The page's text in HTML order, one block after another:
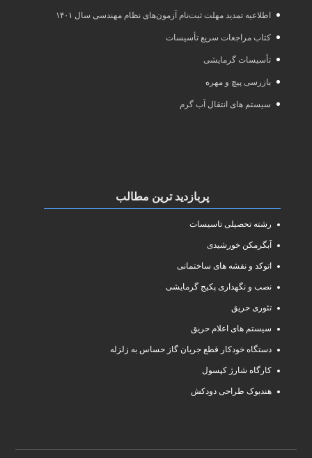
اطلاعیه تمدید مهلت ثبت‌نام آزمون‌های نظام مهندسی سال ۱۴۰۱
کتاب مراجعات سریع تأسیسات
تأسیسات گرمایشی
بازرسی پیچ و مهره
سیستم های انتقال آب گرم
پربازدید ترین مطالب
رشته تحصیلی تاسیسات
آبگرمکن خورشیدی
اتوکد و نقشه های ساختمانی
نصب و نگهداری پکیج گرمایشی
تئوری حریق
سیستم های اعلام حریق
دستگاه خودکار قطع جریان گاز حساس به زلزله
کارگاه شارژ کپسول
هندبوک طراحی دودکش